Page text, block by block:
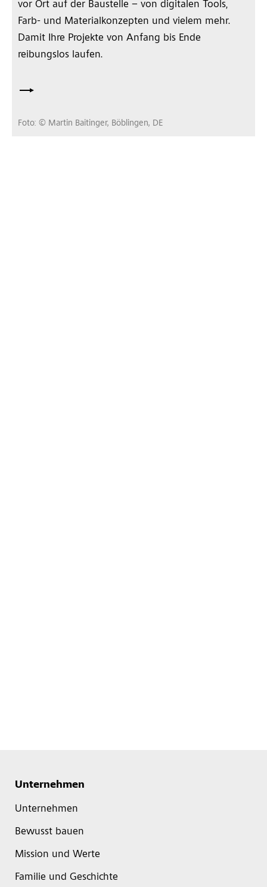
vor Ort auf der Baustelle – von digitalen Tools,
Farb- und Materialkonzepten und vielem mehr.
Damit Ihre Projekte von Anfang bis Ende
reibungslos laufen.
Foto: © Martin Baitinger, Böblingen, DE
Unternehmen
Unternehmen
Bewusst bauen
Mission und Werte
Familie und Geschichte